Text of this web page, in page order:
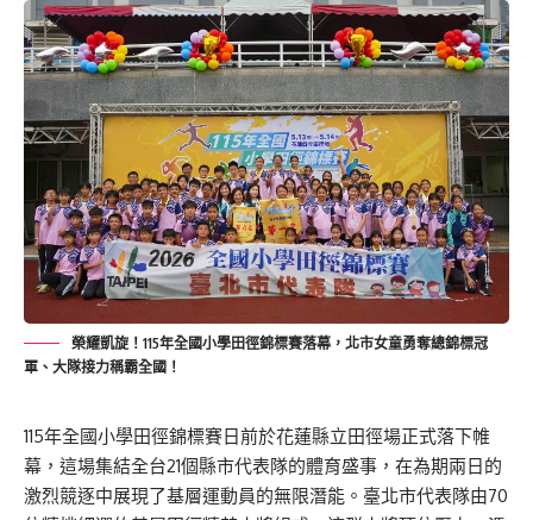
榮耀凱旋！115年全國小學田徑錦標賽落幕，北市女童勇奪總錦標冠
軍、大隊接力稱霸全國！
115年全國小學田徑錦標賽日前於花蓮縣立田徑場正式落下帷
幕，這場集結全台21個縣市代表隊的體育盛事，在為期兩日的
激烈競逐中展現了基層運動員的無限潛能。臺北市代表隊由70